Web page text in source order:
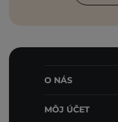
O NÁS
MÔJ ÚČET